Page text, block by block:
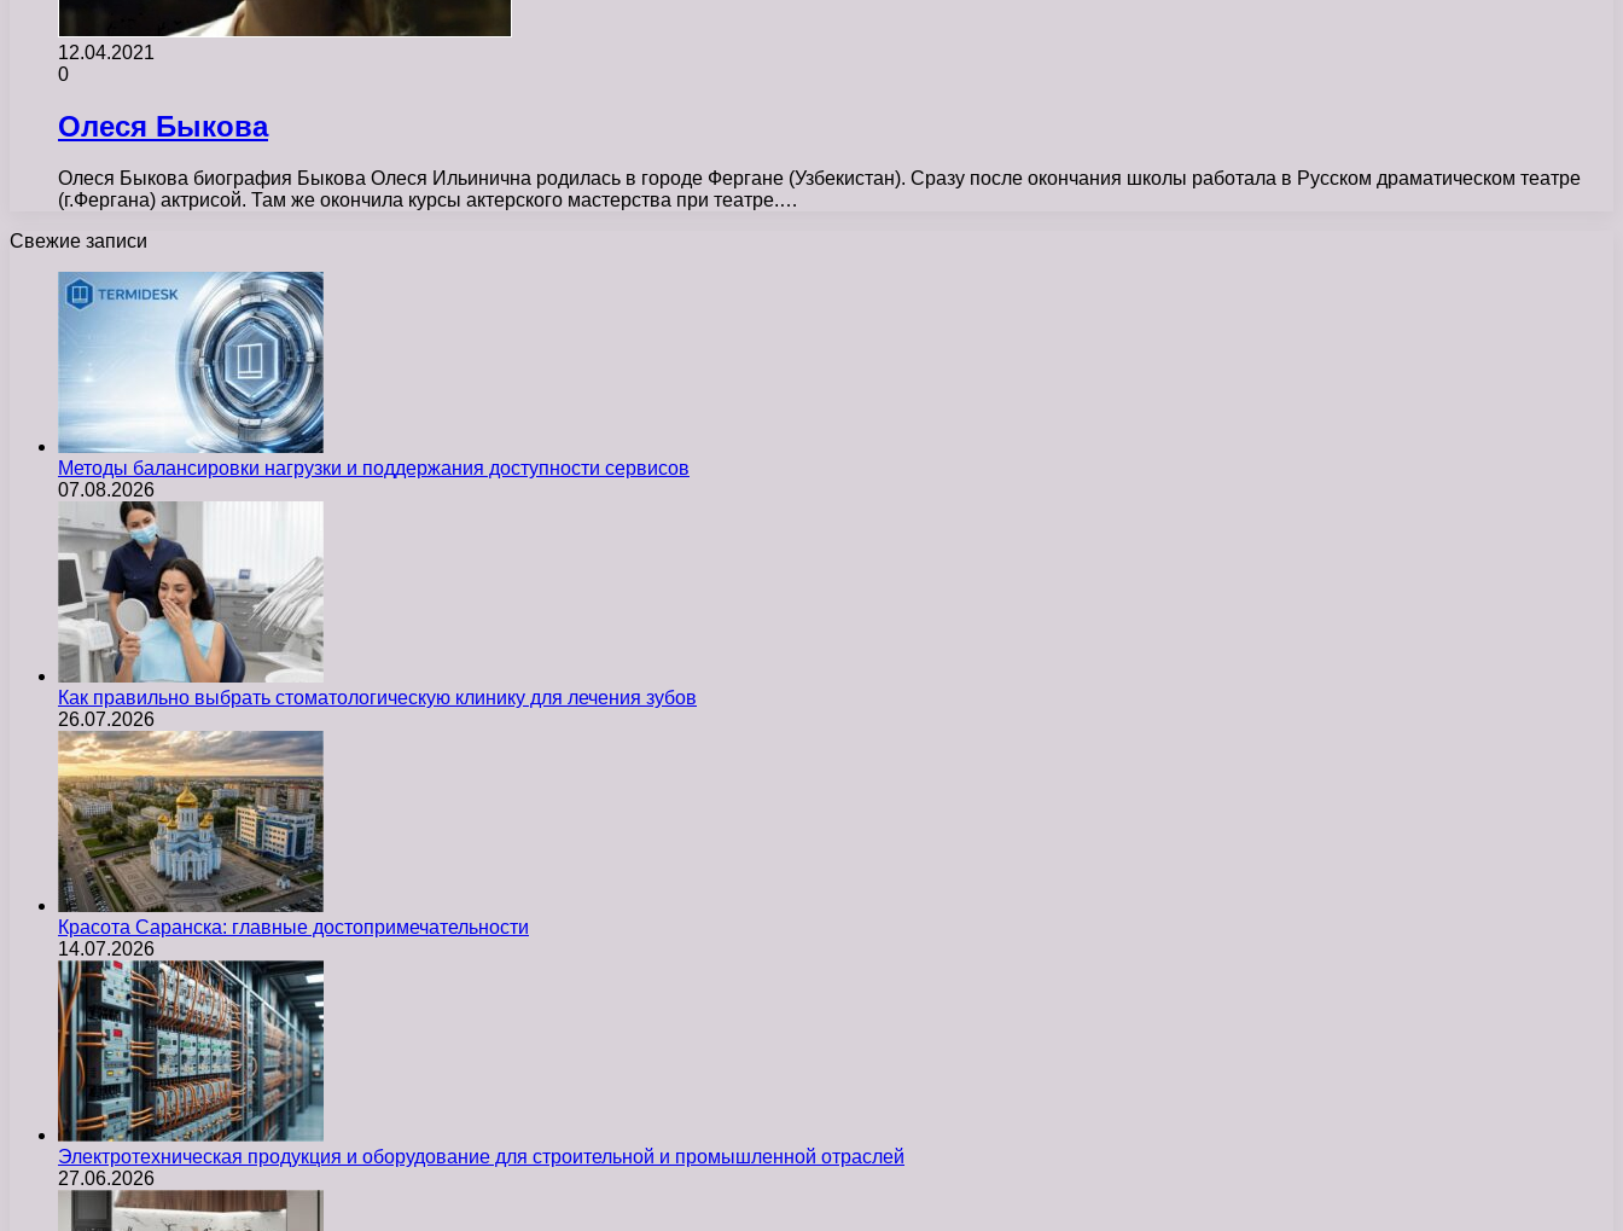
12.04.2021
0
Олеся Быкова
Олеся Быкова биография Быкова Олеся Ильинична родилась в городе Фергане (Узбекистан). Сразу после окончания школы работала в Русском драматическом театре
(г.Фергана) актрисой. Там же окончила курсы актерского мастерства при театре.…
Свежие записи
Методы балансировки нагрузки и поддержания доступности сервисов
07.08.2026
Как правильно выбрать стоматологическую клинику для лечения зубов
26.07.2026
Красота Саранска: главные достопримечательности
14.07.2026
Электротехническая продукция и оборудование для строительной и промышленной отраслей
27.06.2026